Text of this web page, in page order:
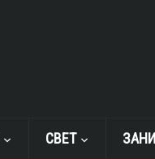
СВЕТ